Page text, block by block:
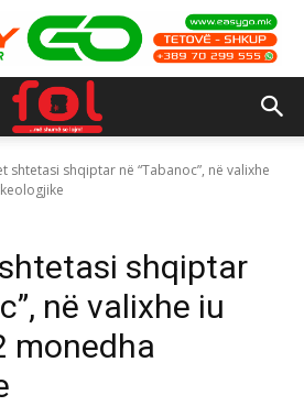
shtetasi shqiptar në “Tabanoc”, në valixhe
shqiptar
në valixhe iu
monedha